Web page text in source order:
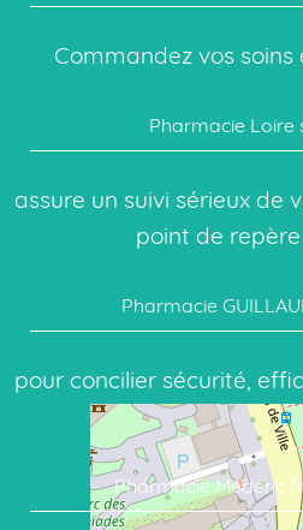
Commandez vos soins
Pharmacie Loire
assure un suivi sérieux de
point de
Pharmacie
pour concilier sécurité,
des conseils
Pharmacie Médéric